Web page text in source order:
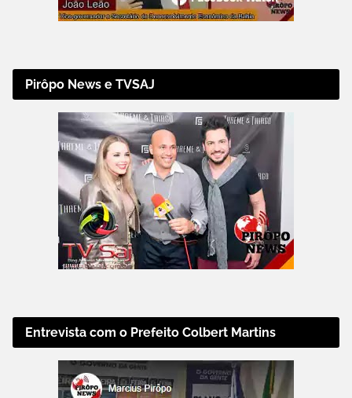
Pirôpo News e TVSAJ
Entrevista com o Prefeito Colbert Martins